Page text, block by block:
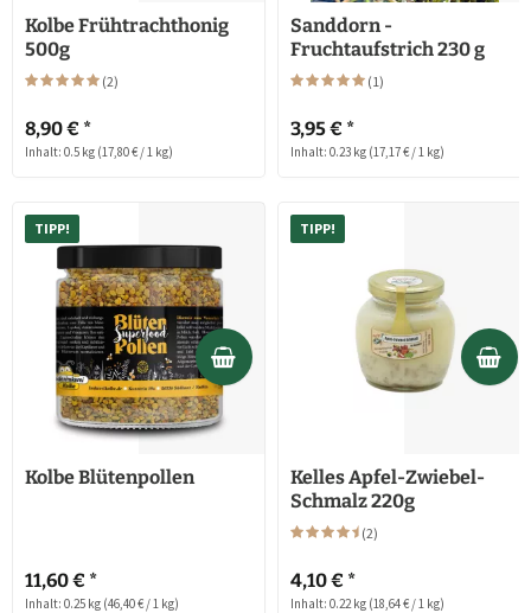
Kolbe Frühtrachthonig
500g
(2)
8,90 € *
Inhalt: 0.5 kg (17,80 € / 1 kg)
Sanddorn -
Fruchtaufstrich 230 g
(1)
3,95 € *
Inhalt: 0.23 kg (17,17 € / 1 kg)
TIPP!
Kolbe Blütenpollen
11,60 € *
Inhalt: 0.25 kg (46,40 € / 1 kg)
TIPP!
Kelles Apfel-Zwiebel-
Schmalz 220g
(2)
4,10 € *
Inhalt: 0.22 kg (18,64 € / 1 kg)